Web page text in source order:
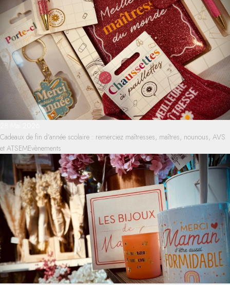
Cadeaux de fin d’année scolaire : remerciez maîtresses, maîtres, nounous, AVS
et ATSEMEvènements